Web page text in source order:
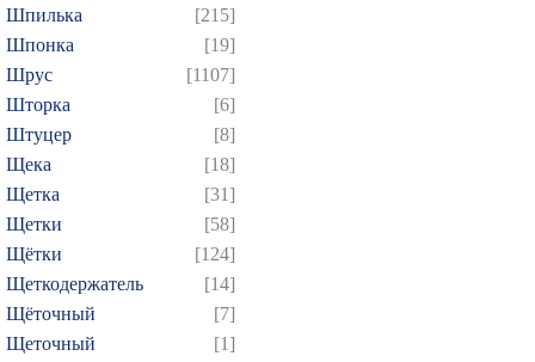
Шпилька
[215]
Шпонка
[19]
Шрус
[1107]
Шторка
[6]
Штуцер
[8]
Щека
[18]
Щетка
[31]
Щетки
[58]
Щётки
[124]
Щеткодержатель
[14]
Щёточный
[7]
Щеточный
[1]